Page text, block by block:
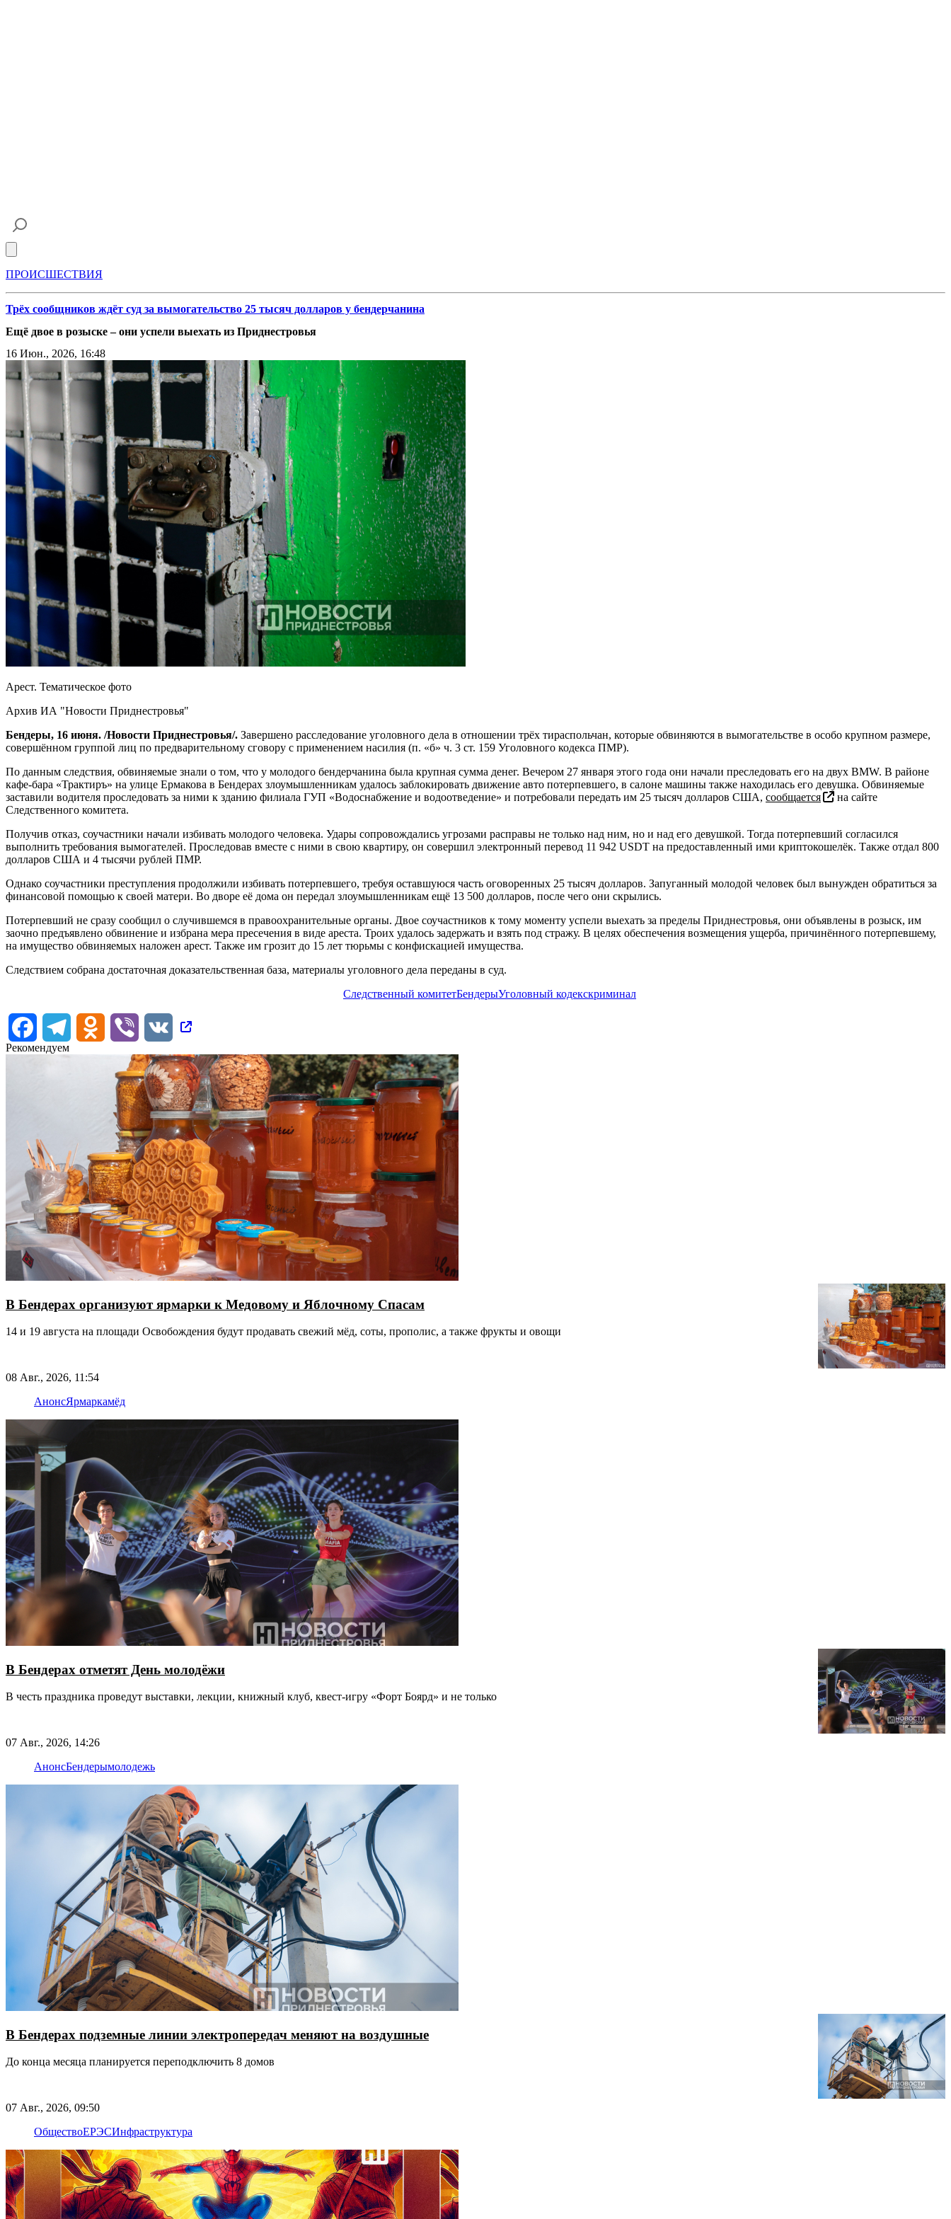
ПРОИСШЕСТВИЯ
Трёх сообщников ждёт суд за вымогательство 25 тысяч долларов у бендерчанина
Ещё двое в розыске – они успели выехать из Приднестровья
16 Июн., 2026, 16:48
Арест. Тематическое фото
Архив ИА "Новости Приднестровья"
Бендеры, 16 июня. /Новости Приднестровья/. Завершено расследование уголовного дела в отношении трёх тираспольчан, которые обвиняются в вымогательстве в особо крупном размере,
совершённом группой лиц по предварительному сговору с применением насилия (п. «б» ч. 3 ст. 159 Уголовного кодекса ПМР).
По данным следствия, обвиняемые знали о том, что у молодого бендерчанина была крупная сумма денег. Вечером 27 января этого года они начали преследовать его на двух BMW. В районе
кафе-бара «Трактиръ» на улице Ермакова в Бендерах злоумышленникам удалось заблокировать движение авто потерпевшего, в салоне машины также находилась его девушка. Обвиняемые
заставили водителя проследовать за ними к зданию филиала ГУП «Водоснабжение и водоотведение» и потребовали передать им 25 тысяч долларов США, сообщается
на сайте
Следственного комитета.
Получив отказ, соучастники начали избивать молодого человека. Удары сопровождались угрозами расправы не только над ним, но и над его девушкой. Тогда потерпевший согласился
выполнить требования вымогателей. Проследовав вместе с ними в свою квартиру, он совершил электронный перевод 11 942 USDT на предоставленный ими криптокошелёк. Также отдал 800
долларов США и 4 тысячи рублей ПМР.
Однако соучастники преступления продолжили избивать потерпевшего, требуя оставшуюся часть оговоренных 25 тысяч долларов. Запуганный молодой человек был вынужден обратиться за
финансовой помощью к своей матери. Во дворе её дома он передал злоумышленникам ещё 13 500 долларов, после чего они скрылись.
Потерпевший не сразу сообщил о случившемся в правоохранительные органы. Двое соучастников к тому моменту успели выехать за пределы Приднестровья, они объявлены в розыск, им
заочно предъявлено обвинение и избрана мера пресечения в виде ареста. Троих удалось задержать и взять под стражу. В целях обеспечения возмещения ущерба, причинённого потерпевшему,
на имущество обвиняемых наложен арест. Также им грозит до 15 лет тюрьмы с конфискацией имущества.
Следствием собрана достаточная доказательственная база, материалы уголовного дела переданы в суд.
Следственный комитетБендерыУголовный кодекскриминал
FacebookTelegram Odnoklassniki
Viber
VK
Рекомендуем
В Бендерах организуют ярмарки к Медовому и Яблочному Спасам
14 и 19 августа на площади Освобождения будут продавать свежий мёд, соты, прополис, а также фрукты и овощи
08 Авг., 2026, 11:54
АнонсЯрмаркамёд
В Бендерах отметят День молодёжи
В честь праздника проведут выставки, лекции, книжный клуб, квест-игру «Форт Боярд» и не только
07 Авг., 2026, 14:26
АнонсБендерымолодежь
В Бендерах подземные линии электропередач меняют на воздушные
До конца месяца планируется переподключить 8 домов
07 Авг., 2026, 09:50
ОбществоЕРЭСИнфраструктура